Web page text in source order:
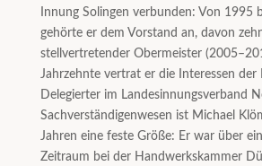
Innung Solingen verbunden: Von 1995
gehörte er dem Vorstand an, davon
stellvertretender Obermeister
Jahrzehnte vertrat er die Interessen der
Delegierter im Landesinnungsverband
Sachverständigenwesen ist Michael
Jahren eine feste Größe: Er war über
Zeitraum bei der Handwerkskammer